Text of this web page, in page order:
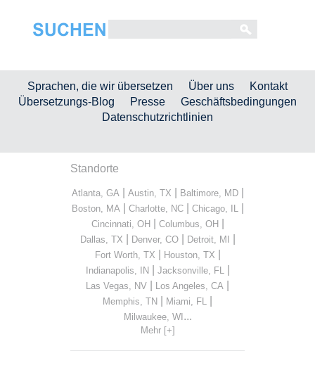
Sprachen, die wir übersetzen Über uns
Kontakt
Übersetzungs-Blog
Presse
Geschäftsbedingungen
Datenschutzrichtlinien
Standorte
Atlanta, GA Austin, TX Baltimore, MD|
Boston, MA Charlotte, NC| Chicago, IL
Cincinnati, OH| Columbus, OH|
Dallas, TX Denver, CO| Detroit, MI
Fort Worth, TX Houston, TX
Indianapolis, IN| Jacksonville, FL
Las Vegas, NV Los Angeles, CA
Memphis, TN Miami, FL
Milwaukee, WI ...
Mehr [+]